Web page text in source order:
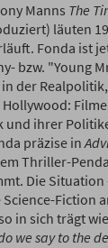
Manns The
läuten
Fonda ist
bzw. "Young
der
und ihrer
präzise in
Thriller-
Die
Fiction
in sich trägt
we say to the